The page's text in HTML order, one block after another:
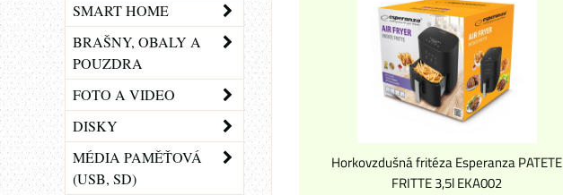
Horkovzdušná fritéza Esperanza PATETE
FRITTE 3,5l EKA002
SMART HOME
BRAŠNY, OBALY A
POUZDRA
FOTO A VIDEO
DISKY
MÉDIA PAMĚŤOVÁ
(USB, SD)